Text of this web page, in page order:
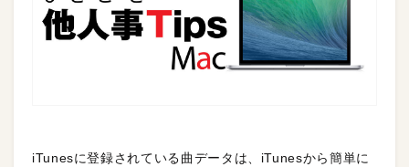
iTunesに登録されている曲データは、iTunesから簡単に